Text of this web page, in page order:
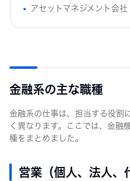
アセットマネジメント会社
金融系の主な職種
金融系の仕事は、担当する役割
く異なります。ここでは、金融
種をまとめました。
営業（個人、法人、